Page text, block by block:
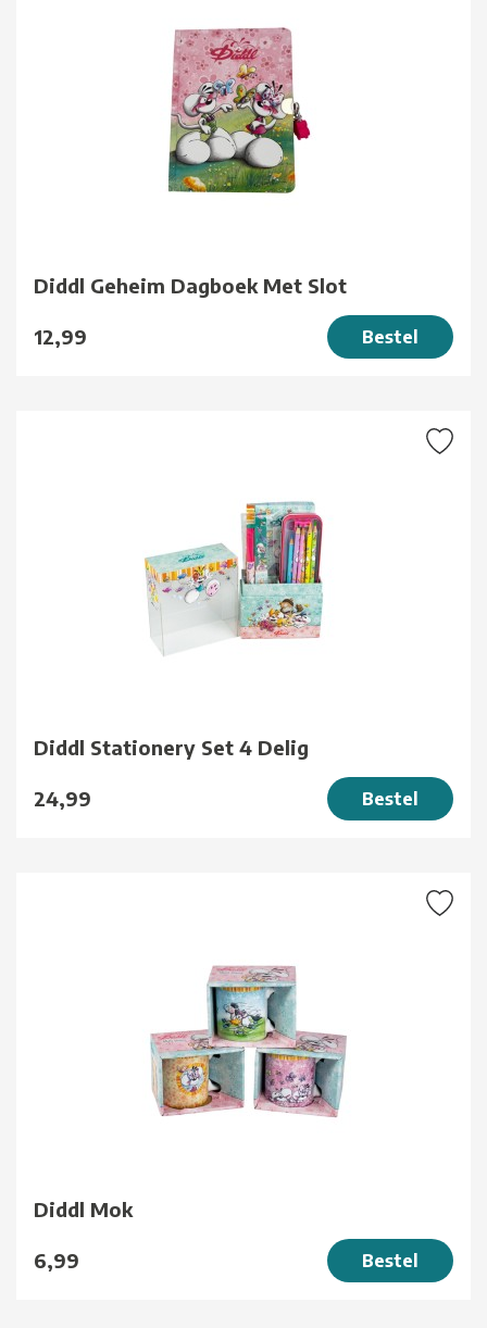
Diddl Geheim Dagboek Met Slot
12,99 Bestel
Diddl Stationery Set 4 Delig
24,99 Bestel
Diddl Mok
6,99 Bestel